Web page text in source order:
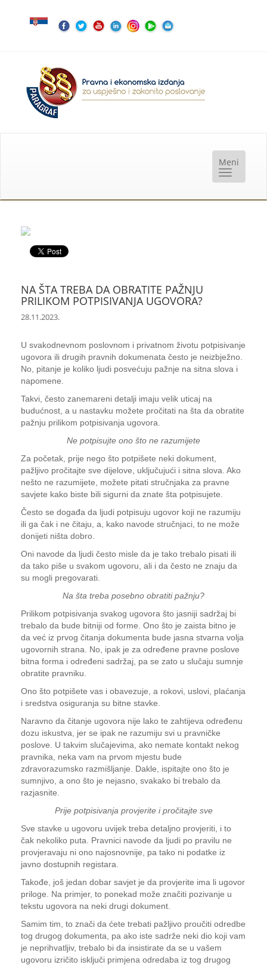
NA ŠTA TREBA DA OBRATITE PAŽNJU
PRILIKOM POTPISIVANJA UGOVORA?
28.11.2023.
U svakodnevnom poslovnom i privatnom životu potpisivanje
ugovora ili drugih pravnih dokumenata često je neizbježno.
No, pitanje je koliko ljudi posvećuju pažnje na sitna slova i
napomene.
Takvi, često zanemareni detalji imaju velik uticaj na
budućnost, a u nastavku možete pročitati na šta da obratite
pažnju prilikom potpisivanja ugovora.
Ne potpisujte ono što ne razumijete
Za početak, prije nego što potpišete neki dokument,
pažljivo pročitajte sve dijelove, uključujući i sitna slova. Ako
nešto ne razumijete, možete pitati stručnjaka za pravne
savjete kako biste bili sigurni da znate šta potpisujete.
Često se događa da ljudi potpisuju ugovor koji ne razumiju
ili ga čak i ne čitaju, a, kako navode stručnjaci, to ne može
donijeti ništa dobro.
Oni navode da ljudi često misle da je tako trebalo pisati ili
da tako piše u svakom ugovoru, ali i da često ne znaju da
su mogli pregovarati.
Na šta treba posebno obratiti pažnju?
Prilikom potpisivanja svakog ugovora što jasniji sadržaj bi
trebalo da bude bitniji od forme. Ono što je zaista bitno je
da već iz prvog čitanja dokumenta bude jasna stvarna volja
ugovornih strana. No, ipak je za određene pravne poslove
bitna forma i određeni sadržaj, pa se zato u slučaju sumnje
obratite pravniku.
Ono što potpišete vas i obavezuje, a rokovi, uslovi, plaćanja
i sredstva osiguranja su bitne stavke.
Naravno da čitanje ugovora nije lako te zahtijeva određenu
dozu iskustva, jer se ipak ne razumiju svi u pravničke
poslove. U takvim slučajevima, ako nemate kontakt nekog
pravnika, neka vam na prvom mjestu bude
zdravorazumsko razmišljanje. Dakle, ispitajte ono što je
sumnjivo, a ono što je nejasno, svakako bi trebalo da
razjasnite.
Prije potpisivanja provjerite i pročitajte sve
Sve stavke u ugovoru uvijek treba detaljno provjeriti, i to
čak nekoliko puta. Pravnici navode da ljudi po pravilu ne
provjeravaju ni ono najosnovnije, pa tako ni podatke iz
javno dostupnih registara.
Takođe, još jedan dobar savjet je da provjerite ima li ugovor
priloge. Na primjer, to ponekad može značiti pozivanje u
tekstu ugovora na neki drugi dokument.
Samim tim, to znači da ćete trebati pažljivo proučiti odredbe
tog drugog dokumenta, pa ako iste sadrže neki dio koji vam
je neprihvatljiv, trebalo bi da insistirate da se u vašem
ugovoru izričito isključi primjena odredaba iz tog drugog